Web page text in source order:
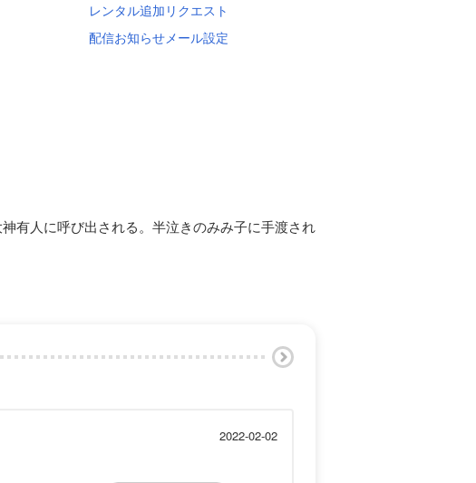
レンタル追加リクエスト
配信お知らせメール設定
有人に呼び出される。半泣きのみみ子に手渡され
2022-02-02